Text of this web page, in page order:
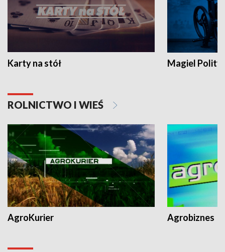
Karty na stół Magiel
ROLNICTWO I WIEŚ
AgroKurier Agrobiznes